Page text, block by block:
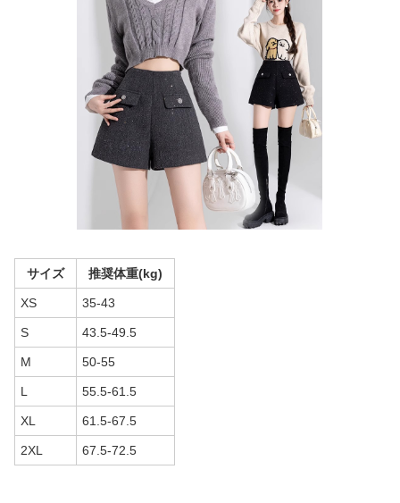
サイズ 推奨体重(kg)
XS 35-43
S 43.5-49.5
M 50-55
L 55.5-61.5
XL 61.5-67.5
2XL 67.5-72.5